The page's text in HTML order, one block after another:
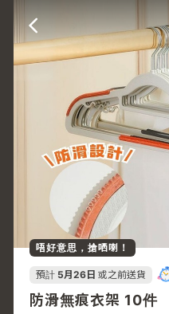
唔好意思，搶哂喇！
預計 5月26日 或之前送貨
防滑無痕衣架 10件